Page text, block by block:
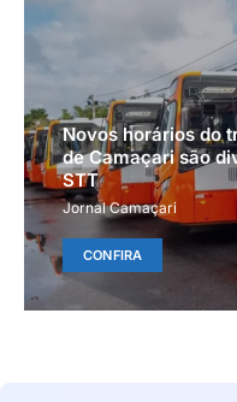
Novos horários do
de Camaçari são
STT
Jornal Camaçari
CONFIRA